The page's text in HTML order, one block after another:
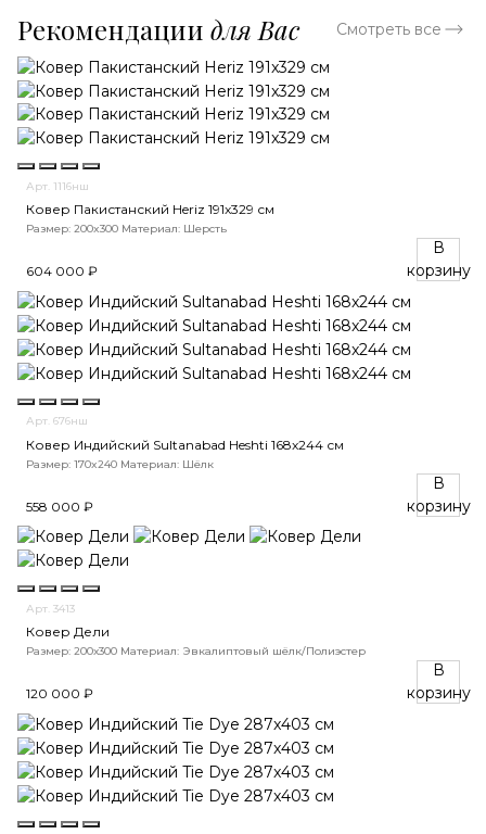
Рекомендации для Вас Смотреть все
Арт. 1116нш
Ковер Пакистанский Heriz 191x329 см
Размер: 200x300 Материал: Шерсть
604 000 ₽
В
корзину
Арт. 676нш
Ковер Индийский Sultanabad Heshti 168x244 см
Размер: 170x240 Материал: Шёлк
558 000 ₽
В
корзину
Арт. 3413
Ковер Дели
Размер: 200х300 Материал: Эвкалиптовый шёлк/Полиэстер
120 000 ₽
В
корзину